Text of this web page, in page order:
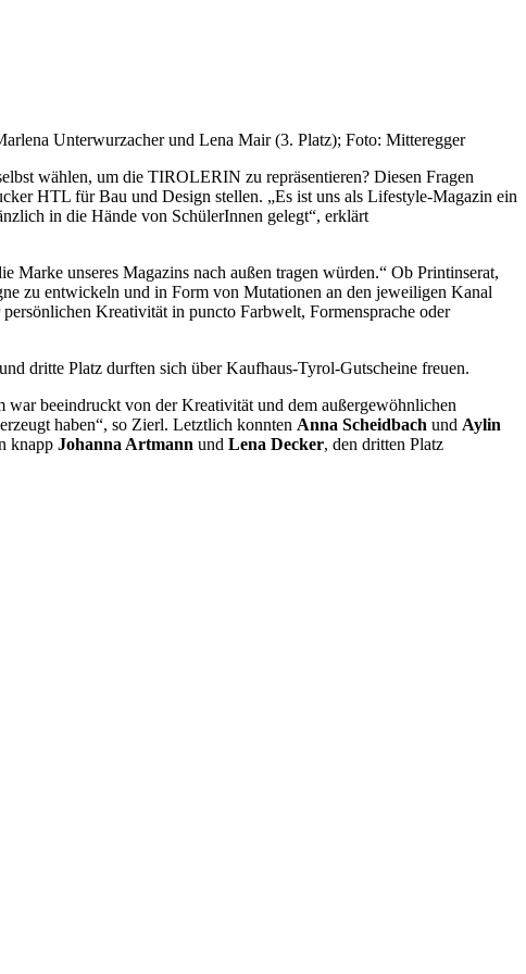
Unterwurzacher und Lena Mair (3. Platz); Foto: Mitteregger
wählen, um die TIROLERIN zu repräsentieren? Diesen Fragen
HTL für Bau und Design stellen. „Es ist uns als Lifestyle-Magazin ein
in die Hände von SchülerInnen gelegt“, erklärt
unseres Magazins nach außen tragen würden.“ Ob Printinserat,
zu entwickeln und in Form von Mutationen an den jeweiligen Kanal
Kreativität in puncto Farbwelt, Formensprache oder
dritte Platz durften sich über Kaufhaus-Tyrol-Gutscheine freuen.
beeindruckt von der Kreativität und dem außergewöhnlichen
haben“, so Zierl. Letztlich konnten Anna Scheidbach und Aylin
knapp Johanna Artmann und Lena Decker, den dritten Platz